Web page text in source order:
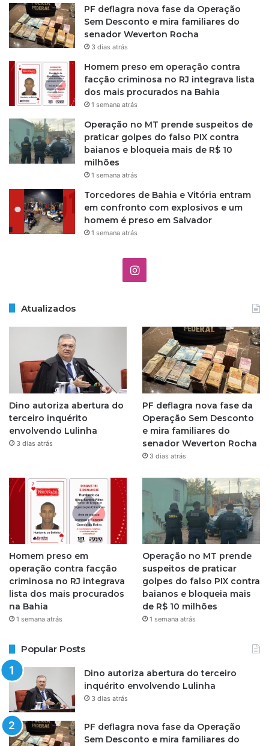
PF deflagra nova fase da Operação
Sem Desconto e mira familiares do
senador Weverton Rocha
3 dias atrás
Homem preso em operação contra
facção criminosa no RJ integrava lista
dos mais procurados na Bahia
1 semana atrás
Operação no MT prende suspeitos de
praticar golpes do falso PIX contra
baianos e bloqueia mais de R$ 10
milhões
1 semana atrás
Torcedores de Bahia e Vitória entram
em confronto com explosivos e um
homem é preso em Salvador
1 semana atrás
I
t
a
g
r
a
m
Atualizados
Dino autoriza abertura do
terceiro inquérito
envolvendo Lulinha
3 dias atrás
PF deflagra nova fase da
Operação Sem Desconto
e mira familiares do
senador Weverton Rocha
3 dias atrás
Homem preso em
operação contra facção
criminosa no RJ integrava
lista dos mais procurados
na Bahia
1 semana atrás
Operação no MT prende
suspeitos de praticar
golpes do falso PIX contra
baianos e bloqueia mais
de R$ 10 milhões
1 semana atrás
Popular Posts
Dino autoriza abertura do terceiro
inquérito envolvendo Lulinha
3 dias atrás
PF deflagra nova fase da Operação
Sem Desconto e mira familiares do